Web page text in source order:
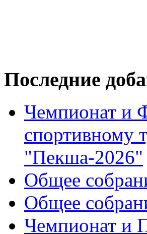
Последние
Чемпионат и
спортивному
"Пекша-2026"
Общее
Общее
Чемпионат и